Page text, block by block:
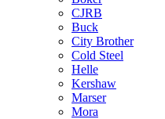
CJRB
Buck
City Brother
Cold Steel
Helle
Kershaw
Marser
Mora